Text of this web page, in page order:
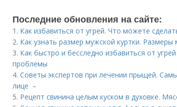
Последние обновления на сайте:
1. Как избавиться от угрей. Что можете
2. Как узнать размер мужской куртки. Размеры
3. Как быстро и бесследно избавиться от
проблемы
4. Советы экспертов при лечении прыщей.
лице –
5. Рецепт свинина целым куском в духовке.